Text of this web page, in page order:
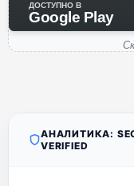
ДОСТУПНО В
Google Play
АНАЛИТИКА:
VERIFIED